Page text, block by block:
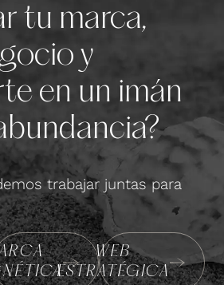
tu marca,
y
en un imán
trabajar juntas para
WEB
ESTRATÉGICA